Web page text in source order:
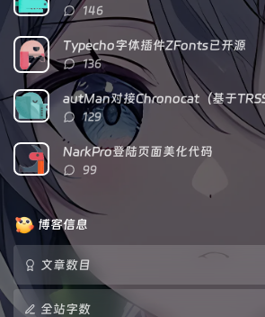
评
论
数：
146
Typecho字体插件ZFonts已开源
评
论
数：
136
autMan对接Chronocat（基于
评
论
数：
129
NarkPro登陆页面美化代码
评
99
博客信息
文章数目
全站字数